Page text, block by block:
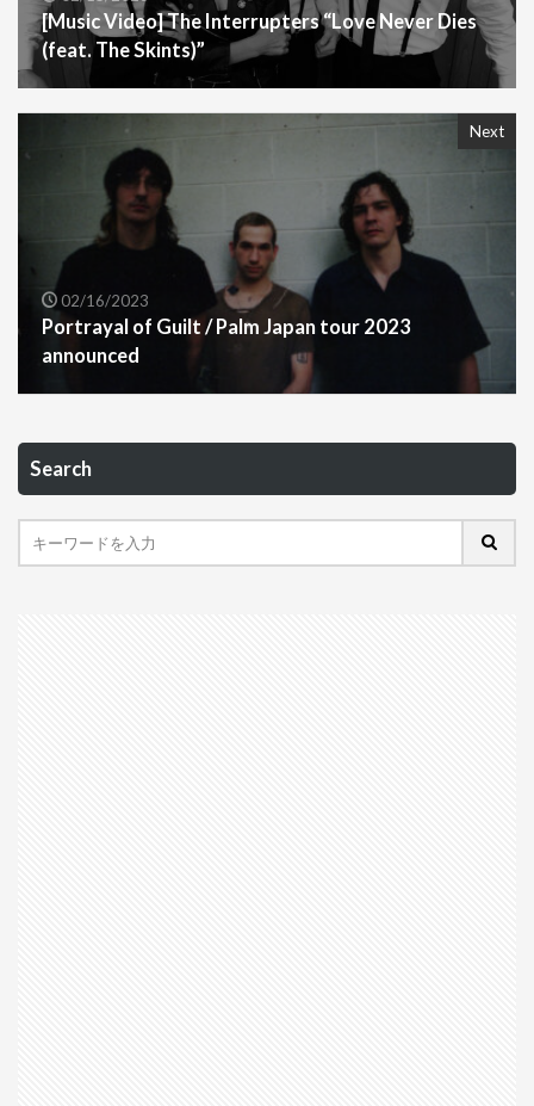
[Music Video] The Interrupters “Love Never Dies
(feat. The Skints)”
Next
02/16/2023
Portrayal of Guilt / Palm Japan tour 2023
announced
Search